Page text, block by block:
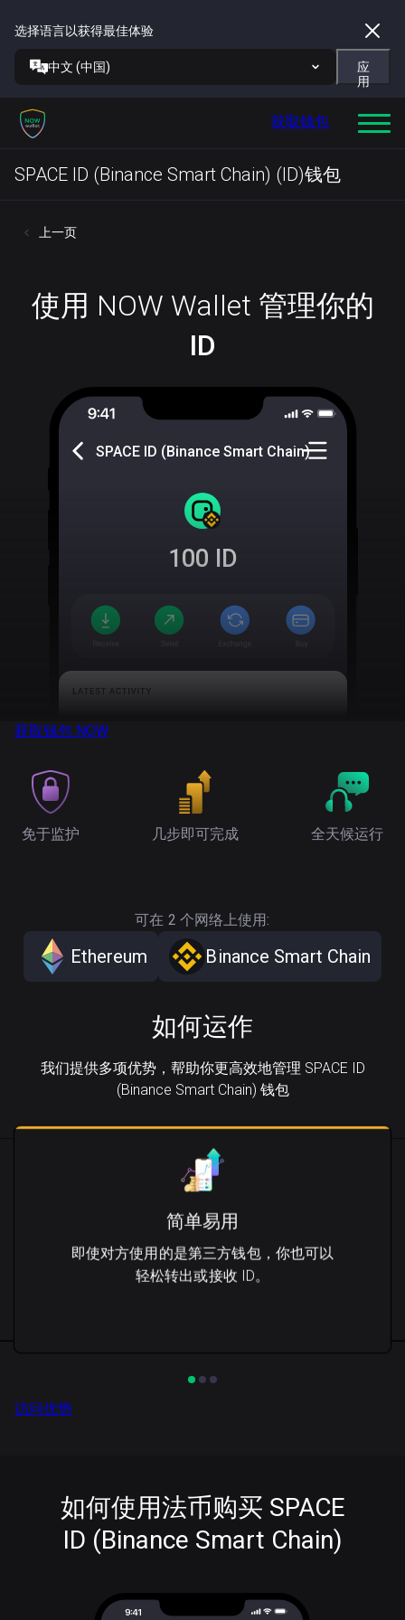
选择语言以获得最佳体验
中文 (中国)
应
用
获取钱包
SPACE ID (Binance Smart Chain) (ID)钱包
上一页
使用 NOW Wallet 管理你的
ID
SPACE ID (Binance Smart Chain)
100 ID
获取钱包 NOW
免于监护 几步即可完成 全天候运行
可在 2 个网络上使用:
Ethereum Binance Smart Chain
如何运作
我们提供多项优势，帮助你更高效地管理 SPACE ID
(Binance Smart Chain) 钱包
简单易用
即使对方使用的是第三方钱包，你也可以
轻松转出或接收 ID。
访问优势
如何使用法币购买 SPACE
ID (Binance Smart Chain)